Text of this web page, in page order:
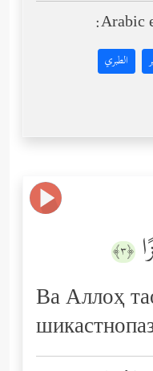
Arabic
الطبري
﴿٣﴾
Ва Аллоҳ